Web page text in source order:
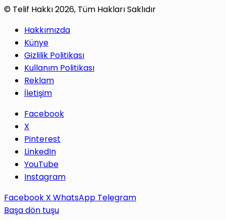
© Telif Hakkı 2026, Tüm Hakları Saklıdır
Hakkımızda
Künye
Gizlilik Politikası
Kullanım Politikası
Reklam
İletişim
Facebook
X
Pinterest
LinkedIn
YouTube
Instagram
Facebook X WhatsApp Telegram
Başa dön tuşu